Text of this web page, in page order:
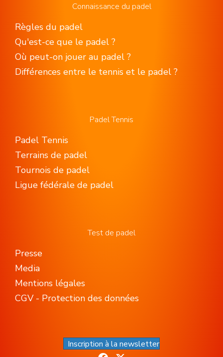
Connaissance du padel
Règles du padel
Qu'est-ce que le padel ?
Où peut-on jouer au padel ?
Différences entre le tennis et le padel ?
Padel Tennis
Padel Tennis
Terrains de padel
Tournois de padel
Ligue fédérale de padel
Test de padel
Presse
Media
Mentions légales
CGV - Protection des données
Inscription à la newsletter